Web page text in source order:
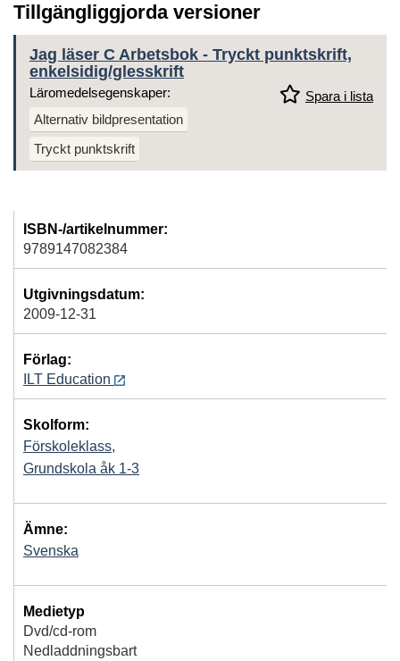
Tillgängliggjorda versioner
Jag läser C Arbetsbok - Tryckt punktskrift,
enkelsidig/glesskrift
Spara i lista
Läromedelsegenskaper:
Alternativ bildpresentation
Tryckt punktskrift
ISBN-/artikelnummer:
9789147082384
Utgivningsdatum:
2009-12-31
Förlag:
ILT Education
Skolform:
Förskoleklass,
Grundskola åk 1-3
Ämne:
Svenska
Medietyp
Dvd/cd-rom
Nedladdningsbart